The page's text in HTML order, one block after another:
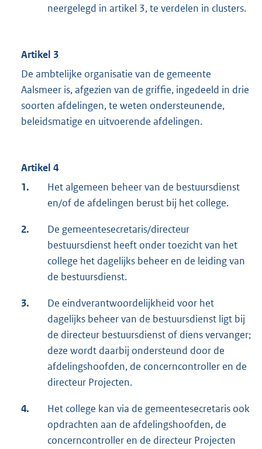
neergelegd in artikel 3, te verdelen in clusters.
Artikel 3
De ambtelijke organisatie van de gemeente
Aalsmeer is, afgezien van de griffie, ingedeeld in drie
soorten afdelingen, te weten ondersteunende,
beleidsmatige en uitvoerende afdelingen.
Artikel 4
1.
Het algemeen beheer van de bestuursdienst
en/of de afdelingen berust bij het college.
2.
De gemeentesecretaris/directeur
bestuursdienst heeft onder toezicht van het
college het dagelijks beheer en de leiding van
de bestuursdienst.
3.
De eindverantwoordelijkheid voor het
dagelijks beheer van de bestuursdienst ligt bij
de directeur bestuursdienst of diens vervanger;
deze wordt daarbij ondersteund door de
afdelingshoofden, de concerncontroller en de
directeur Projecten.
4.
Het college kan via de gemeentesecretaris ook
opdrachten aan de afdelingshoofden, de
concerncontroller en de directeur Projecten